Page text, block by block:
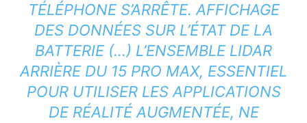
TÉLÉPHONE S’ARRÊTE. AFFICHAGE
DES DONNÉES SUR L’ÉTAT DE LA
BATTERIE (…) L’ENSEMBLE LIDAR
ARRIÈRE DU 15 PRO MAX, ESSENTIEL
POUR UTILISER LES APPLICATIONS
DE RÉALITÉ AUGMENTÉE, NE